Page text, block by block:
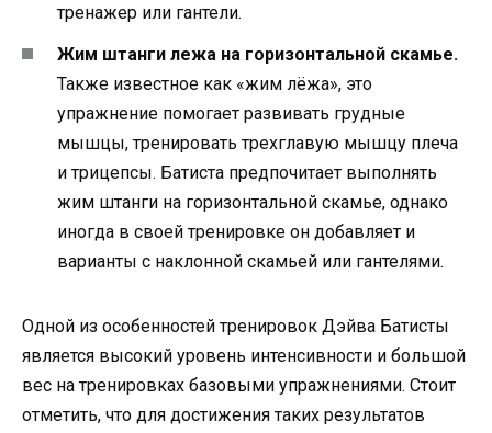
тренажер или гантели.
Жим штанги лежа на горизонтальной скамье.
Также известное как «жим лёжа», это
упражнение помогает развивать грудные
мышцы, тренировать трехглавую мышцу плеча
и трицепсы. Батиста предпочитает выполнять
жим штанги на горизонтальной скамье, однако
иногда в своей тренировке он добавляет и
варианты с наклонной скамьей или гантелями.
Одной из особенностей тренировок Дэйва Батисты
является высокий уровень интенсивности и большой
вес на тренировках базовыми упражнениями. Стоит
отметить, что для достижения таких результатов